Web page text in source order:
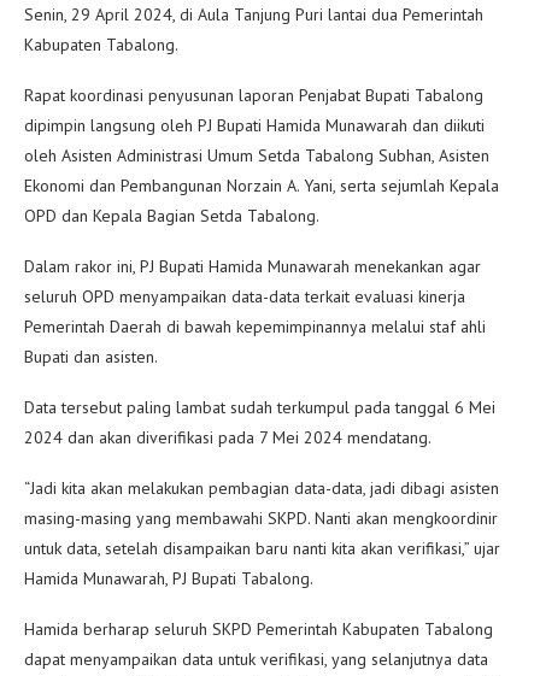
Senin, 29 April 2024, di Aula Tanjung Puri lantai dua Pemerintah
Kabupaten Tabalong.
Rapat koordinasi penyusunan laporan Penjabat Bupati Tabalong
dipimpin langsung oleh PJ Bupati Hamida Munawarah dan diikuti
oleh Asisten Administrasi Umum Setda Tabalong Subhan, Asisten
Ekonomi dan Pembangunan Norzain A. Yani, serta sejumlah Kepala
OPD dan Kepala Bagian Setda Tabalong.
Dalam rakor ini, PJ Bupati Hamida Munawarah menekankan agar
seluruh OPD menyampaikan data-data terkait evaluasi kinerja
Pemerintah Daerah di bawah kepemimpinannya melalui staf ahli
Bupati dan asisten.
Data tersebut paling lambat sudah terkumpul pada tanggal 6 Mei
2024 dan akan diverifikasi pada 7 Mei 2024 mendatang.
“Jadi kita akan melakukan pembagian data-data, jadi dibagi asisten
masing-masing yang membawahi SKPD. Nanti akan mengkoordinir
untuk data, setelah disampaikan baru nanti kita akan verifikasi,” ujar
Hamida Munawarah, PJ Bupati Tabalong.
Hamida berharap seluruh SKPD Pemerintah Kabupaten Tabalong
dapat menyampaikan data untuk verifikasi, yang selanjutnya data